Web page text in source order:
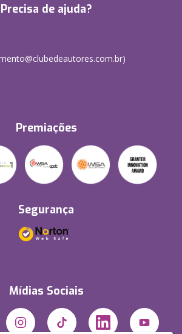
Precisa de ajuda?
Premiações
Segurança
Mídias Sociais